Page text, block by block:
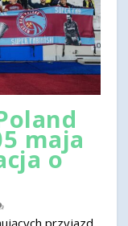
maja
o
przyjazd